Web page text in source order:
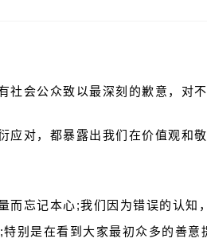
社会公众致以最深刻的歉意，对
应对，都暴露出我们在价值观和
而忘记本心;我们因为错误的认知
别是在看到大家最初众多的善意